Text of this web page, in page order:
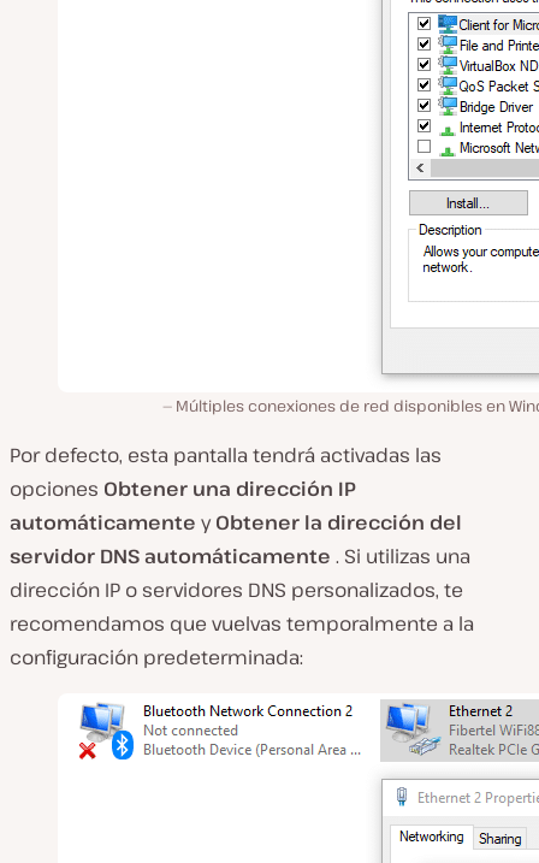
Múltiples conexiones de red disponibles en
Por defecto, esta pantalla tendrá activadas las
opciones Obtener una dirección IP
automáticamente yObtener la dirección del
servidor DNS automáticamente . Si utilizas una
dirección IP o servidores DNS personalizados, te
recomendamos que vuelvas temporalmente a la
configuración predeterminada: